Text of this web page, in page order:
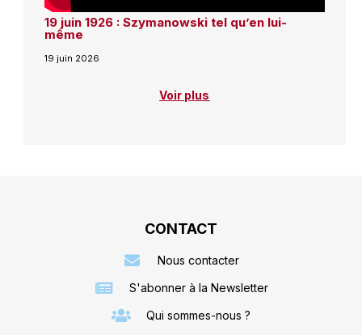
19 juin 1926 : Szymanowski tel qu’en lui-
même
19 juin 2026
Voir plus
CONTACT
Nous contacter
S'abonner à la Newsletter
Qui sommes-nous ?